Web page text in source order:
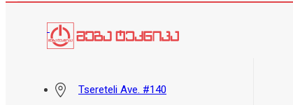
Tsereteli Ave. #140